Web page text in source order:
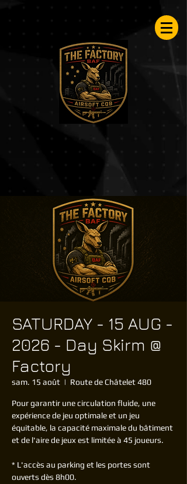
SATURDAY - 15 AUG -
2026 - Day Skirm @
Factory
sam. 15 août
  |
Route de Châtelet 480
Pour garantir une circulation fluide, une
expérience de jeu optimale et un jeu
équitable, la capacité maximale du bâtiment
et de l'aire de jeux est limitée à 45 joueurs.
* L'accès au parking et les portes sont
ouverts dès 8h00.